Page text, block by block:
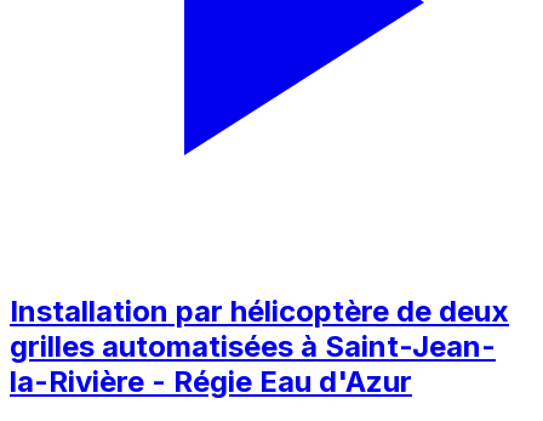
Installation par hélicoptère de deux
grilles automatisées à Saint-Jean-
la-Rivière - Régie Eau d'Azur